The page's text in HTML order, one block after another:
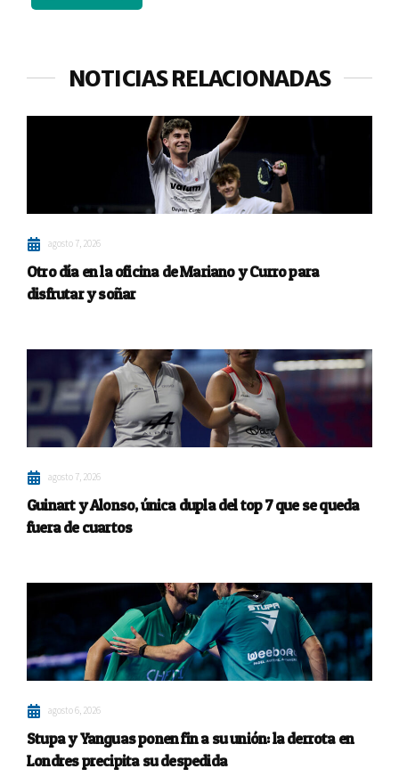
NOTICIAS RELACIONADAS
agosto 7, 2026
Otro día en la oficina de Mariano y Curro para
disfrutar y soñar
agosto 7, 2026
Guinart y Alonso, única dupla del top 7 que se queda
fuera de cuartos
agosto 6, 2026
Stupa y Yanguas ponen fin a su unión: la derrota en
Londres precipita su despedida